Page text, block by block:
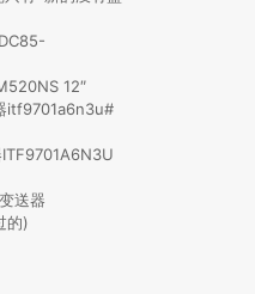
12″
itf9701a6n3u#
送器
的)